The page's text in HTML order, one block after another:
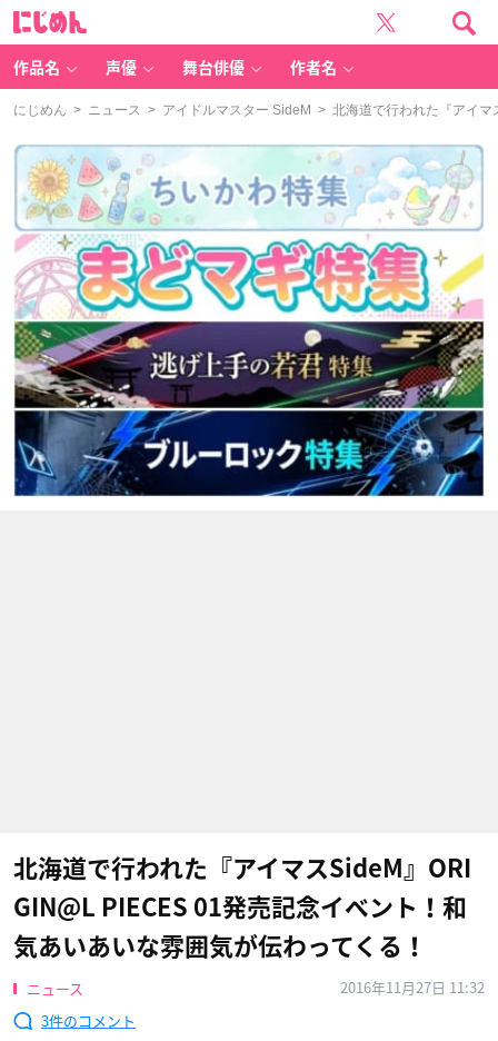
作品名 声優 舞台俳優 作者名
にじめん > ニュース > アイドルマスター SideM > 北海道で行われた『アイマ
北海道で行われた『アイマスSideM』ORI
GIN@L PIECES 01発売記念イベント！和
気あいあいな雰囲気が伝わってくる！
ニュース
2016年11月27日 11:32
3